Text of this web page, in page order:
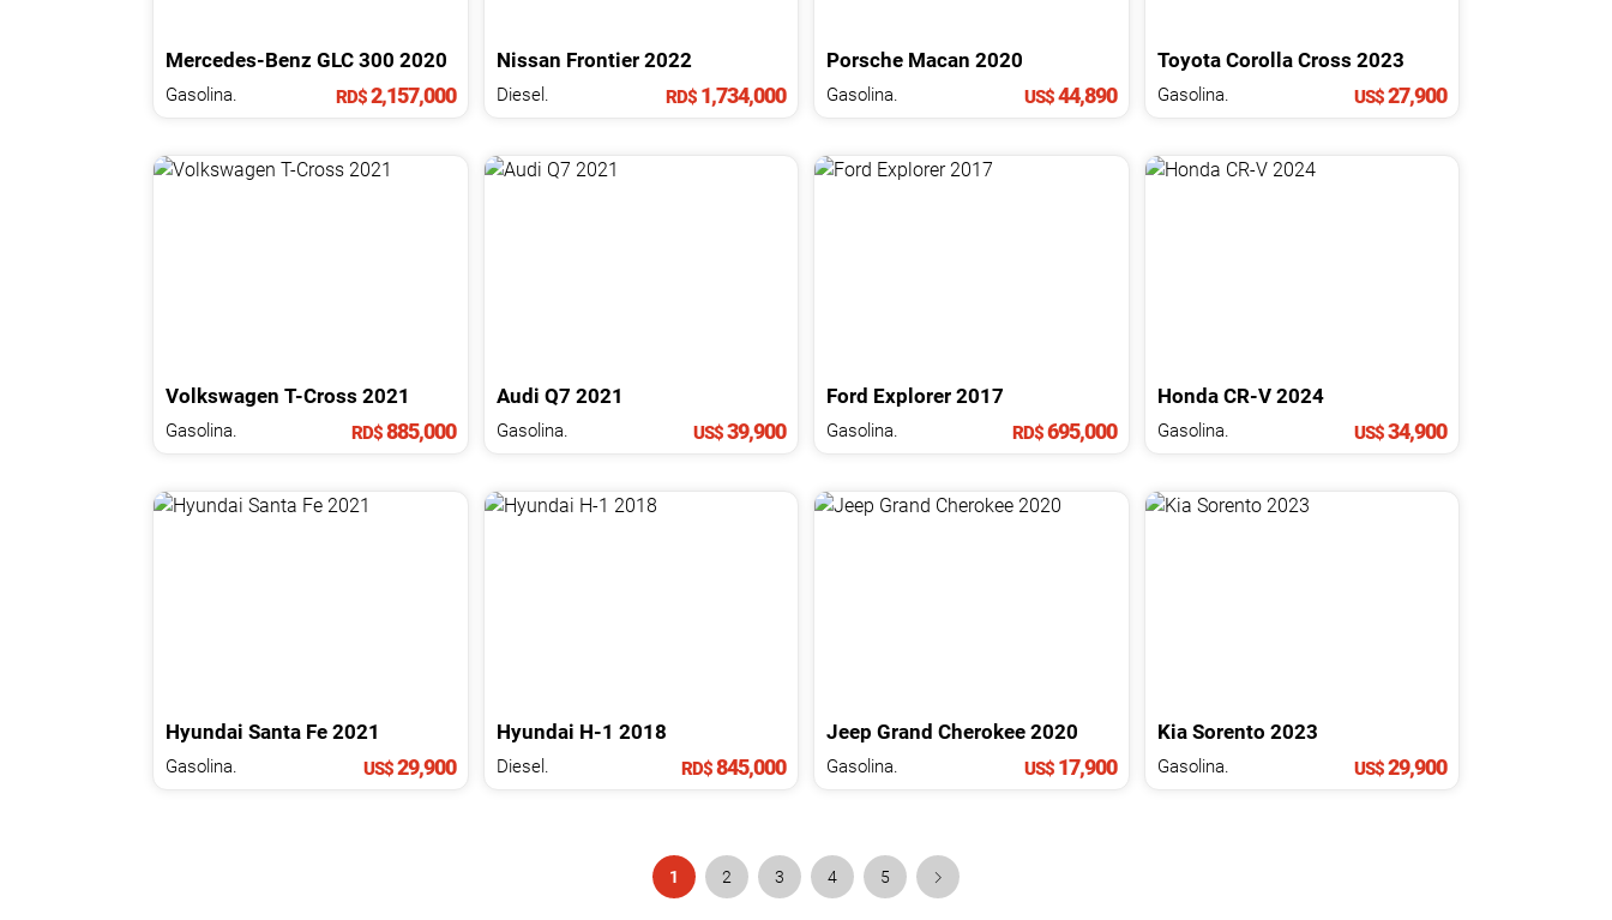
Mercedes-Benz GLC 300 2020
Gasolina. RD$2,157,000
Nissan Frontier 2022
Diesel. RD$ 1,734,000
Porsche Macan 2020
Gasolina. US$44,890
Toyota Corolla Cross 2023
Gasolina. US$27,900
Volkswagen T-Cross 2021
Gasolina. RD$885,000
Audi Q7 2021
Gasolina. US$39,900
Ford Explorer 2017
Gasolina. RD$695,000
Honda CR-V 2024
Gasolina. US$34,900
Hyundai Santa Fe 2021
Gasolina. US$29,900
Hyundai H-1 2018
Diesel. RD$845,000
Jeep Grand Cherokee 2020
Gasolina. US$17,900
Kia Sorento 2023
Gasolina. US$29,900
1 2 3 4 5